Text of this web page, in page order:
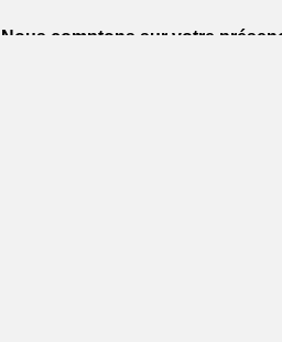
Nous comptons sur votre